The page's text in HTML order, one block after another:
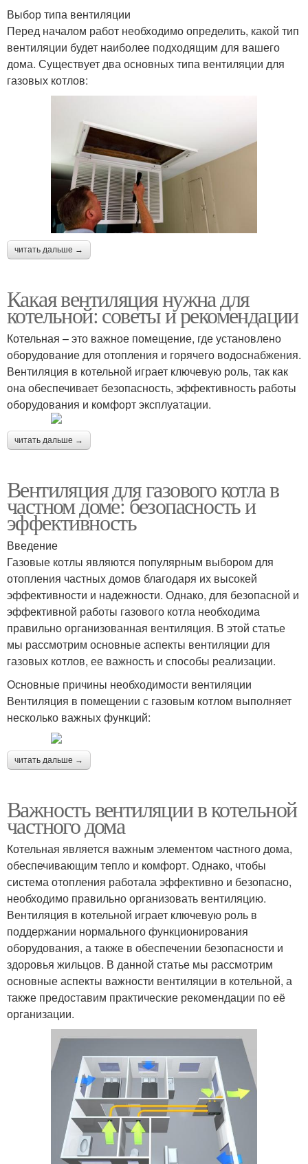
Выбор типа вентиляции
Перед началом работ необходимо определить, какой тип
вентиляции будет наиболее подходящим для вашего
дома. Существует два основных типа вентиляции для
газовых котлов:
читать дальше →
Какая вентиляция нужна для
котельной: советы и рекомендации
Котельная – это важное помещение, где установлено
оборудование для отопления и горячего водоснабжения.
Вентиляция в котельной играет ключевую роль, так как
она обеспечивает безопасность, эффективность работы
оборудования и комфорт эксплуатации.
читать дальше →
Вентиляция для газового котла в
частном доме: безопасность и
эффективность
Введение
Газовые котлы являются популярным выбором для
отопления частных домов благодаря их высокей
эффективности и надежности. Однако, для безопасной и
эффективной работы газового котла необходима
правильно организованная вентиляция. В этой статье
мы рассмотрим основные аспекты вентиляции для
газовых котлов, ее важность и способы реализации.
Основные причины необходимости вентиляции
Вентиляция в помещении с газовым котлом выполняет
несколько важных функций:
читать дальше →
Важность вентиляции в котельной
частного дома
Котельная является важным элементом частного дома,
обеспечивающим тепло и комфорт. Однако, чтобы
система отопления работала эффективно и безопасно,
необходимо правильно организовать вентиляцию.
Вентиляция в котельной играет ключевую роль в
поддержании нормального функционирования
оборудования, а также в обеспечении безопасности и
здоровья жильцов. В данной статье мы рассмотрим
основные аспекты важности вентиляции в котельной, а
также предоставим практические рекомендации по её
организации.